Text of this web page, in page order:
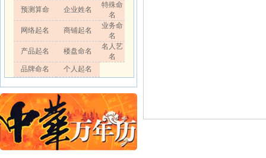
预测算命
企业姓名
特殊命
名
网络起名
商铺起名
业务命
名
产品起名
楼盘命名
名人艺
名
品牌命名
个人起名